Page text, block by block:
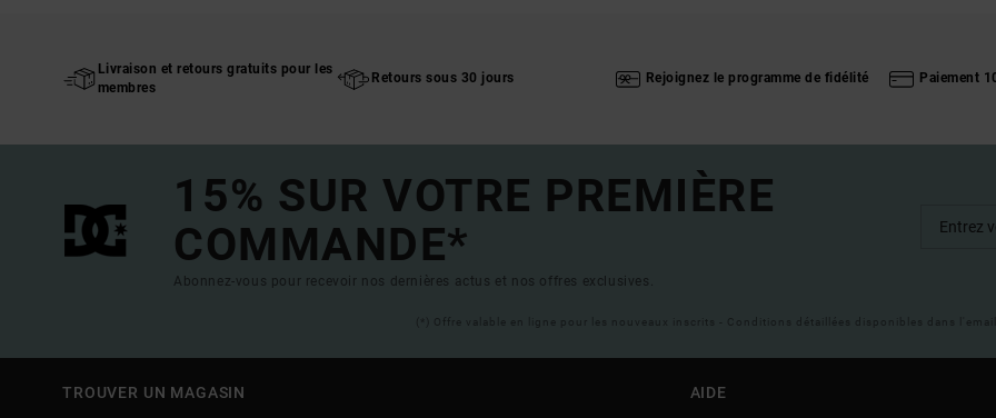
Livraison et retours gratuits pour les
membres
Retours sous 30 jours Rejoignez le programme de fidélité Paiement
15% SUR VOTRE PREMIÈRE
COMMANDE*
Abonnez-vous pour recevoir nos dernières actus et nos offres exclusives.
(*) Offre valable en ligne pour les nouveaux inscrits - Conditions détaillées disponibles dans
TROUVER UN MAGASIN AIDE